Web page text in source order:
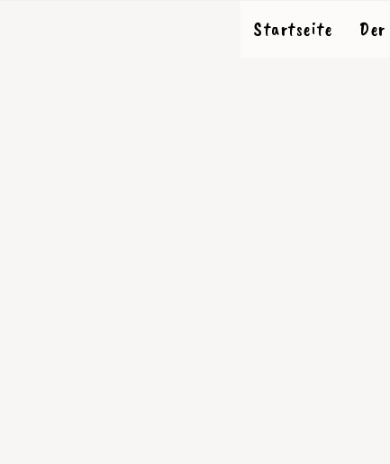
Startseite